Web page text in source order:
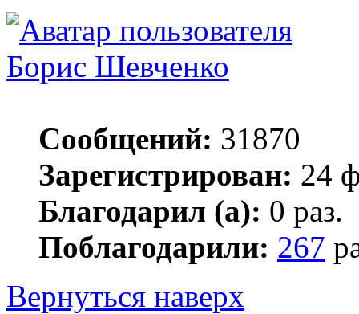
Борис Шевченко
Сообщений: 31870
Зарегистрирован: 24
Благодарил (а): 0 раз.
Поблагодарили: 267
Вернуться наверх